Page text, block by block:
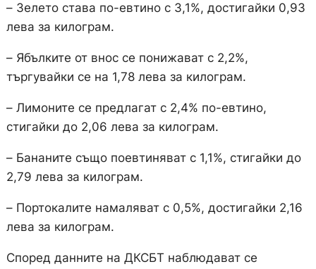
– Зелето става по-евтино с 3,1%, достигайки 0,93
лева за килограм.
– Ябълките от внос се понижават с 2,2%,
търгувайки се на 1,78 лева за килограм.
– Лимоните се предлагат с 2,4% по-евтино,
стигайки до 2,06 лева за килограм.
– Бананите също поевтиняват с 1,1%, стигайки до
2,79 лева за килограм.
– Портокалите намаляват с 0,5%, достигайки 2,16
лева за килограм.
Според данните на ДКСБТ наблюдават се